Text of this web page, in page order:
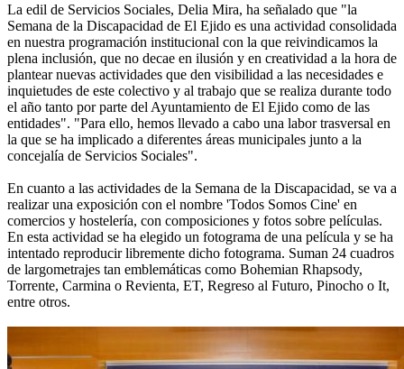
La edil de Servicios Sociales, Delia Mira, ha señalado que "la
Semana de la Discapacidad de El Ejido es una actividad consolidada
en nuestra programación institucional con la que reivindicamos la
plena inclusión, que no decae en ilusión y en creatividad a la hora de
plantear nuevas actividades que den visibilidad a las necesidades e
inquietudes de este colectivo y al trabajo que se realiza durante todo
el año tanto por parte del Ayuntamiento de El Ejido como de las
entidades". "Para ello, hemos llevado a cabo una labor trasversal en
la que se ha implicado a diferentes áreas municipales junto a la
concejalía de Servicios Sociales".
En cuanto a las actividades de la Semana de la Discapacidad, se va a
realizar una exposición con el nombre 'Todos Somos Cine' en
comercios y hostelería, con composiciones y fotos sobre películas.
En esta actividad se ha elegido un fotograma de una película y se ha
intentado reproducir libremente dicho fotograma. Suman 24 cuadros
de largometrajes tan emblemáticas como Bohemian Rhapsody,
Torrente, Carmina o Revienta, ET, Regreso al Futuro, Pinocho o It,
entre otros.